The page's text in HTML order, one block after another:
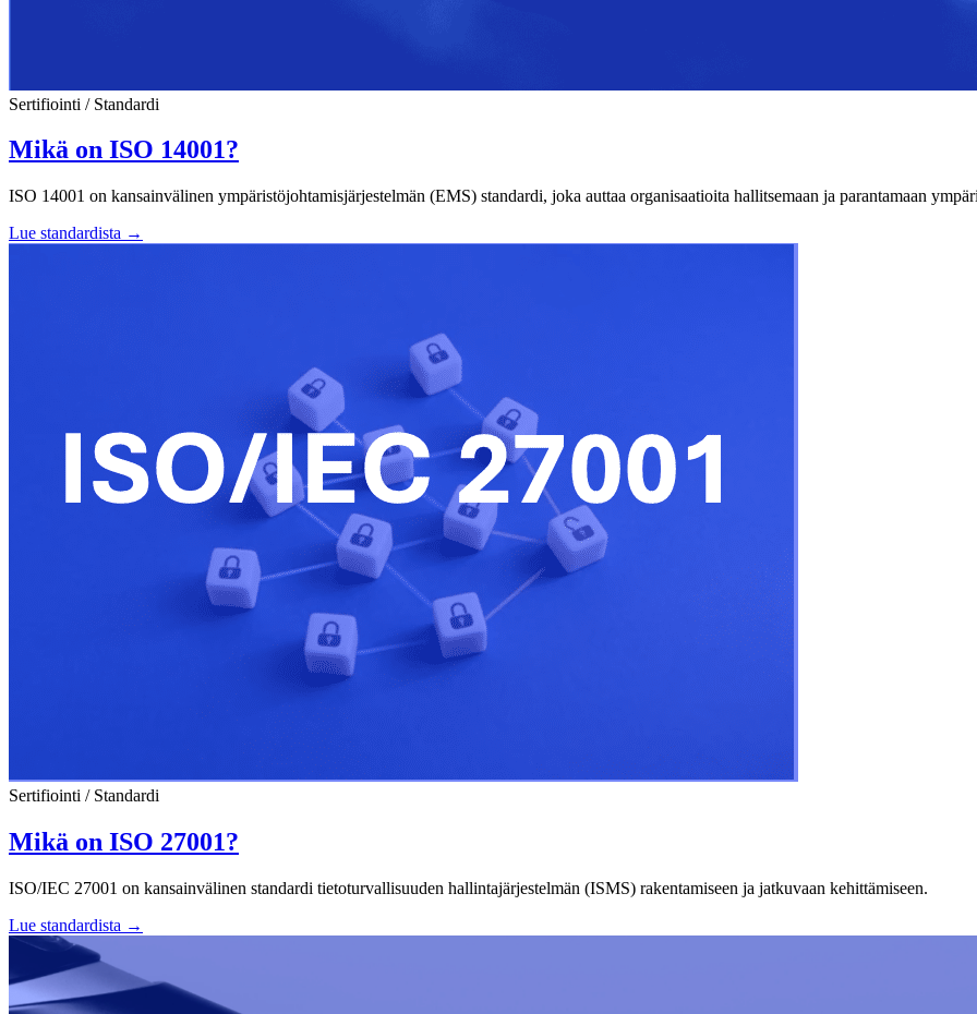
Sertifiointi / Standardi
Mikä on ISO 14001?
ISO 14001 on kansainvälinen ympäristöjohtamisjärjestelmän (EMS) standardi, joka auttaa organisaatioita hallitsemaan ja parantamaan
Lue standardista →
Sertifiointi / Standardi
Mikä on ISO 27001?
ISO/IEC 27001 on kansainvälinen standardi tietoturvallisuuden hallintajärjestelmän (ISMS) rakentamiseen ja jatkuvaan kehittämiseen.
Lue standardista →